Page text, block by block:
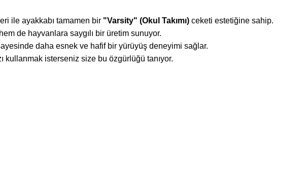
ile ayakkabı tamamen bir "Varsity" (Okul Takımı) ceketi estetiğine sahip.
de hayvanlara saygılı bir üretim sunuyor.
daha esnek ve hafif bir yürüyüş deneyimi sağlar.
kullanmak isterseniz size bu özgürlüğü tanıyor.